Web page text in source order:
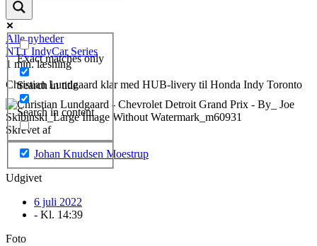
Exact matches only
Search in title
Search in content
Alle nyheder
NTT IndyCar Series
1 min. læsning
Christian Lundgaard klar med HUB-livery til Honda Indy Toronto
Skrevet af
Johan Knudsen Moestrup
Udgivet
6 juli 2022
- Kl. 14:39
Foto